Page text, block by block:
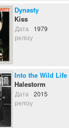
Dynasty
Kiss
Дата
релізу
1979
Into the Wild Life
Halestorm
Дата
релізу
2015